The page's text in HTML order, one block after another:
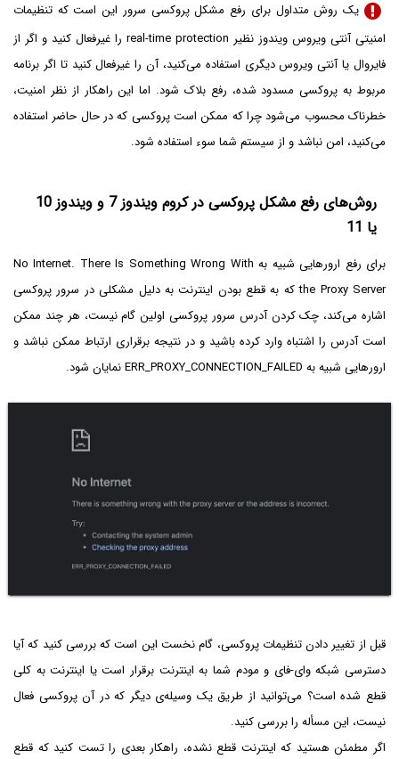
یک روش متداول برای رفع مشکل پروکسی سرور این است که تنظیمات
امنیتی آنتی ویروس ویندوز نظیر real-time protection را غیرفعال کنید و اگر از
فایروال یا آنتی ویروس دیگری استفاده می‌کنید، آن را غیرفعال کنید تا اگر برنامه
مربوط به پروکسی مسدود شده، رفع بلاک شود. اما این راهکار از نظر امنیت،
خطرناک محسوب می‌شود چرا که ممکن است پروکسی که در حال حاضر استفاده
می‌کنید، امن نباشد و از سیستم شما سوء استفاده شود.
روش‌های رفع مشکل پروکسی در کروم ویندوز 7 و ویندوز 10
یا 11
برای رفع ارورهایی شبیه به No Internet. There Is Something Wrong With
the Proxy Server که به قطع بودن اینترنت به دلیل مشکلی در سرور پروکسی
اشاره می‌کند، چک کردن آدرس سرور پروکسی اولین گام نیست، هر چند ممکن
است آدرس را اشتباه وارد کرده باشید و در نتیجه برقراری ارتباط ممکن نباشد و
ارورهایی شبیه به ERR_PROXY_CONNECTION_FAILED نمایان شود.
قبل از تغییر دادن تنظیمات پروکسی، گام نخست این است که بررسی کنید که آیا
دسترسی شبکه وای-فای و مودم شما به اینترنت برقرار است یا اینترنت به کلی
قطع شده است؟ می‌توانید از طریق یک وسیله‌ی دیگر که در آن پروکسی فعال
نیست، این مسأله را بررسی کنید.
اگر مطمئن هستید که اینترنت قطع نشده، راهکار بعدی را تست کنید که قطع